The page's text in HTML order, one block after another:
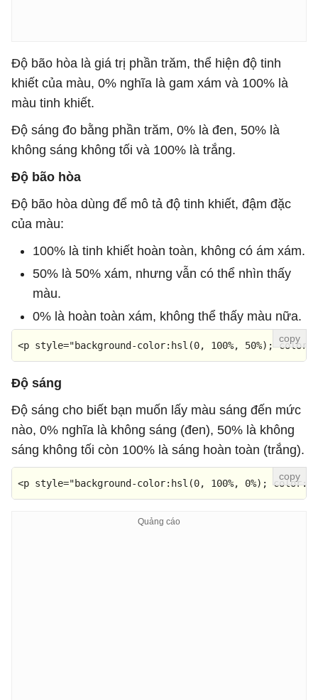
Độ bão hòa là giá trị phần trăm, thể hiện độ tinh
khiết của màu, 0% nghĩa là gam xám và 100% là
màu tinh khiết.
Độ sáng đo bằng phần trăm, 0% là đen, 50% là
không sáng không tối và 100% là trắng.
Độ bão hòa
Độ bão hòa dùng để mô tả độ tinh khiết, đậm đặc
của màu:
100% là tinh khiết hoàn toàn, không có ám xám.
50% là 50% xám, nhưng vẫn có thể nhìn thấy
màu.
0% là hoàn toàn xám, không thể thấy màu nữa.
<p style="background-color:hsl(0, 100%, 50%);
Độ sáng
Độ sáng cho biết bạn muốn lấy màu sáng đến mức
nào, 0% nghĩa là không sáng (đen), 50% là không
sáng không tối còn 100% là sáng hoàn toàn (trắng).
<p style="background-color:hsl(0, 100%, 0%);